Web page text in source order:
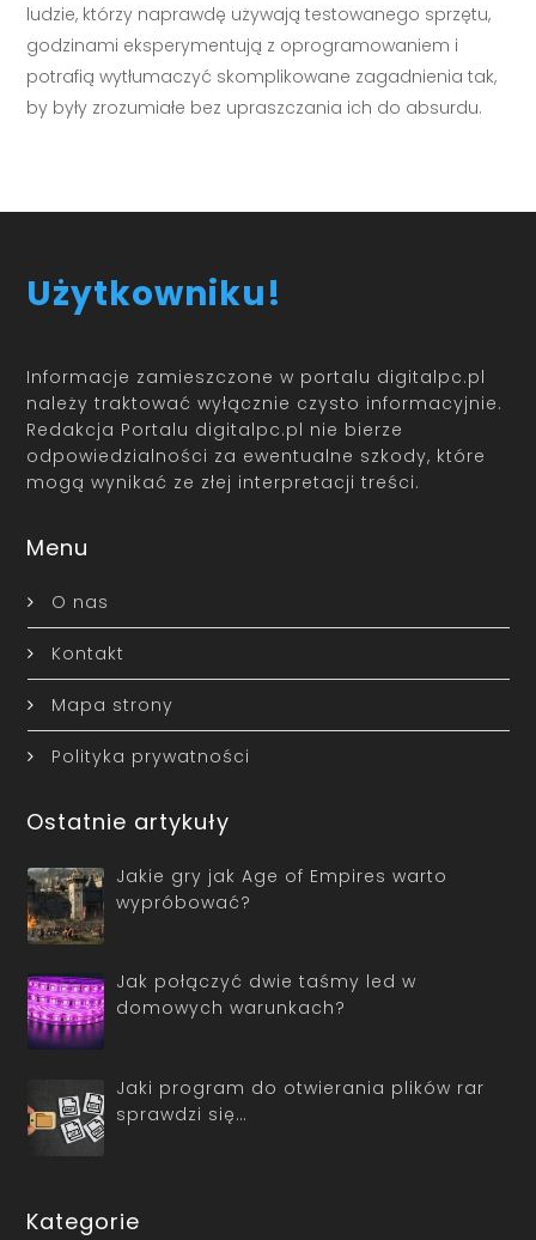
ludzie, którzy naprawdę używają testowanego sprzętu,
godzinami eksperymentują z oprogramowaniem i
potrafią wytłumaczyć skomplikowane zagadnienia tak,
by były zrozumiałe bez upraszczania ich do absurdu.
Użytkowniku!
Informacje zamieszczone w portalu digitalpc.pl
należy traktować wyłącznie czysto informacyjnie.
Redakcja Portalu digitalpc.pl nie bierze
odpowiedzialności za ewentualne szkody, które
mogą wynikać ze złej interpretacji treści.
Menu
O nas
Kontakt
Mapa strony
Polityka prywatności
Ostatnie artykuły
Jakie gry jak Age of Empires warto
wypróbować?
Jak połączyć dwie taśmy led w
domowych warunkach?
Jaki program do otwierania plików rar
sprawdzi się…
Kategorie